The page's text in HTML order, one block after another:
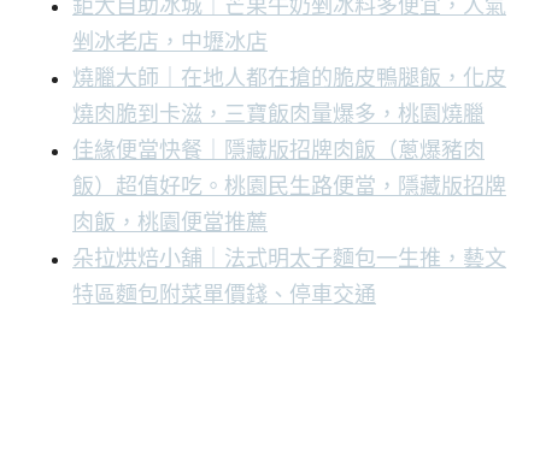
鉅大自助冰城｜芒果牛奶剉冰料多便宜，人氣
剉冰老店，中壢冰店
燒臘大師｜在地人都在搶的脆皮鴨腿飯，化皮
燒肉脆到卡滋，三寶飯肉量爆多，桃園燒臘
佳緣便當快餐｜隱藏版招牌肉飯（蔥爆豬肉
飯）超值好吃。桃園民生路便當，隱藏版招牌
肉飯，桃園便當推薦
朵拉烘焙小舖｜法式明太子麵包一生推，藝文
特區麵包附菜單價錢、停車交通